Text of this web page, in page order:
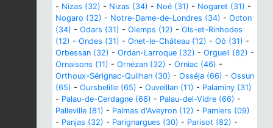
- Nizas (32) - Nizas (34) - Noé (31) - Nogaret (31) -
Nogaro (32) - Notre-Dame-de-Londres (34) - Octon
(34) - Odars (31) - Olemps (12) - Ols-et-Rinhodes
(12) - Ondes (31) - Onet-le-Château (12) - Oô (31) -
Orbessan (32) - Ordan-Larroque (32) - Orgueil (82) -
Ornaisons (11) - Ornézan (32) - Orniac (46) -
Orthoux-Sérignac-Quilhan (30) - Osséja (66) - Ossun
(65) - Oursbelille (65) - Ouveillan (11) - Palaminy (31)
- Palau-de-Cerdagne (66) - Palau-del-Vidre (66) -
Palleville (81) - Palmas d'Aveyron (12) - Pamiers (09)
- Panjas (32) - Parignargues (30) - Parisot (82) -